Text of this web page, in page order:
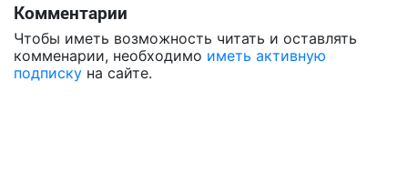
Комментарии
Чтобы иметь возможность читать и оставлять
комменарии, необходимо иметь активную
подписку на сайте.